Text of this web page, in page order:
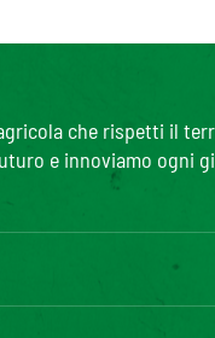
che rispetti il
e innoviamo ogni